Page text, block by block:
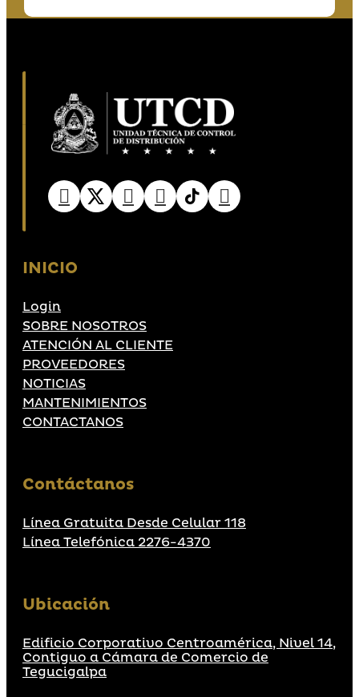
INICIO
Login
SOBRE NOSOTROS
ATENCIÓN AL CLIENTE
PROVEEDORES
NOTICIAS
MANTENIMIENTOS
CONTACTANOS
Contáctanos
Línea Gratuita Desde Celular 118
Línea Telefónica 2276-4370
Ubicación
Edificio Corporativo Centroamérica, Nivel 14,
Contiguo a Cámara de Comercio de
Tegucigalpa